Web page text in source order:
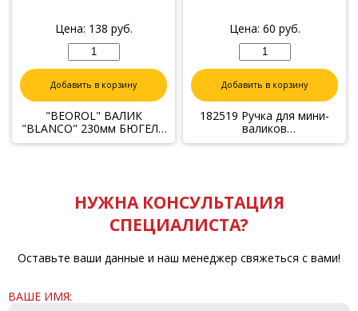
Цена: 138 руб.
Добавить в корзину
"BEOROL" ВАЛИК
"BLANCO" 230мм БЮГЕЛЬ
8мм
Цена: 60 руб.
Добавить в корзину
182519 Ручка для мини-
валиков
10см,11см,15см,16см
НУЖНА КОНСУЛЬТАЦИЯ
СПЕЦИАЛИСТА?
Оставьте ваши данные и наш менеджер свяжеться с вами!
ВАШЕ ИМЯ: